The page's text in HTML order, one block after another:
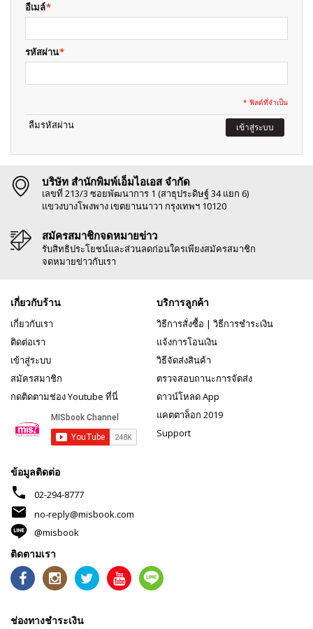
*
อีเมล์
*
รหัสผ่าน
* ฟิลด์ที่จำเป็น
ลืมรหัสผ่าน เข้าสู่ระบบ
บริษัท สำนักพิมพ์เอ็มไอเอส จำกัด
เลขที่ 213/3 ซอยพัฒนาการ 1 (สาธุประดิษฐ์ 34 แยก 6)
แขวงบางโพงพาง เขตยานนาวา กรุงเทพฯ 10120
สมัครสมาชิกจดหมายข่าว
รับสิทธิประโยชน์และส่วนลดก่อนใครเพียงสมัครสมาชิก
จดหมายข่าวกับเรา
เกี่ยวกับร้าน
เกี่ยวกับเรา
ติดต่อเรา
เข้าสู่ระบบ
สมัครสมาชิก
กดติดตามช่อง Youtube ที่นี่
บริการลูกค้า
วิธีการสั่งซื้อ | วิธีการชำระเงิน
แจ้งการโอนเงิน
วิธีจัดส่งสินค้า
ตรวจสอบถานะการจัดส่ง
ดาวน์โหลด App
แคตตาล็อก 2019
Support
ข้อมูลติดต่อ
phone 02-294-8777
mail
no-reply@misbook.com
@misbook
ติดตามเรา
ช่องทางชำระเงิน